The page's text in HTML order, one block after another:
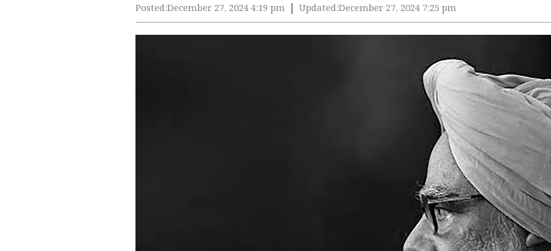
Posted:December 27, 2024 4:19 pm Updated:December 27, 2024 7:25 pm